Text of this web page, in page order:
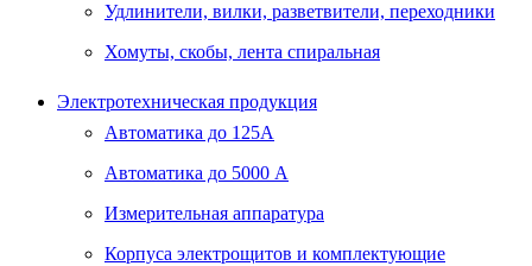
Удлинители, вилки, разветвители, переходники
Хомуты, скобы, лента спиральная
Электротехническая продукция
Автоматика до 125А
Автоматика до 5000 А
Измерительная аппаратура
Корпуса электрощитов и комплектующие